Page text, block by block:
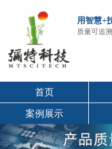
用智慧+
质量可追
首页
案例展示